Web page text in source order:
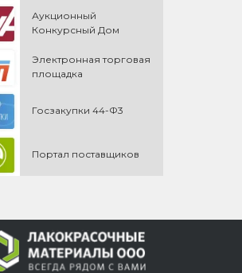
Аукционный
Конкурсный Дом
Электронная торговая
площадка
Госзакупки 44-Ф3
Портал поставщиков